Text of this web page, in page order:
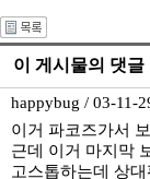
이 게시물의 댓글
happybug / 03-11-
이거 파코즈가서
근데 이거 마지막
고스톱하는데 상